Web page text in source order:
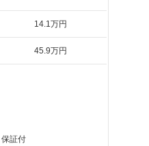
14.1万円
45.9万円
保証付